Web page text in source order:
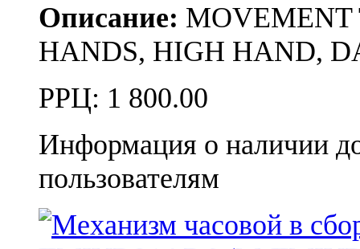
Описание: MOVEMENT
HANDS, HIGH HAND,
РРЦ: 1 800.00
Информация о наличии
пользователям